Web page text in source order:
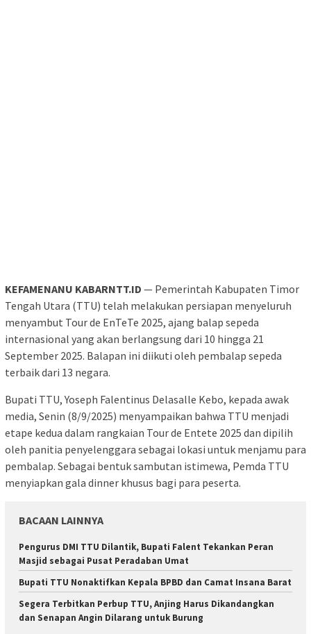
KEFAMENANU KABARNTT.ID — Pemerintah Kabupaten Timor
Tengah Utara (TTU) telah melakukan persiapan menyeluruh
menyambut Tour de EnTeTe 2025, ajang balap sepeda
internasional yang akan berlangsung dari 10 hingga 21
September 2025. Balapan ini diikuti oleh pembalap sepeda
terbaik dari 13 negara.
Bupati TTU, Yoseph Falentinus Delasalle Kebo, kepada awak
media, Senin (8/9/2025) menyampaikan bahwa TTU menjadi
etape kedua dalam rangkaian Tour de Entete 2025 dan dipilih
oleh panitia penyelenggara sebagai lokasi untuk menjamu para
pembalap. Sebagai bentuk sambutan istimewa, Pemda TTU
menyiapkan gala dinner khusus bagi para peserta.
BACAAN LAINNYA
Pengurus DMI TTU Dilantik, Bupati Falent Tekankan Peran
Masjid sebagai Pusat Peradaban Umat
Bupati TTU Nonaktifkan Kepala BPBD dan Camat Insana Barat
Segera Terbitkan Perbup TTU, Anjing Harus Dikandangkan
dan Senapan Angin Dilarang untuk Burung